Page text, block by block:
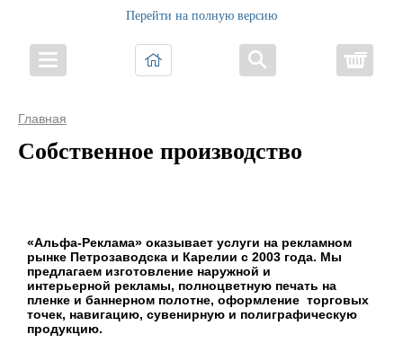
Перейти на полную версию
Главная
Собственное производство
«Альфа-Реклама» оказывает услуги на рекламном
рынке Петрозаводска и Карелии с 2003 года. Мы
предлагаем изготовление наружной и
интерьерной рекламы, полноцветную печать на
пленке и баннерном полотне, оформление торговых
точек, навигацию, сувенирную и полиграфическую
продукцию.